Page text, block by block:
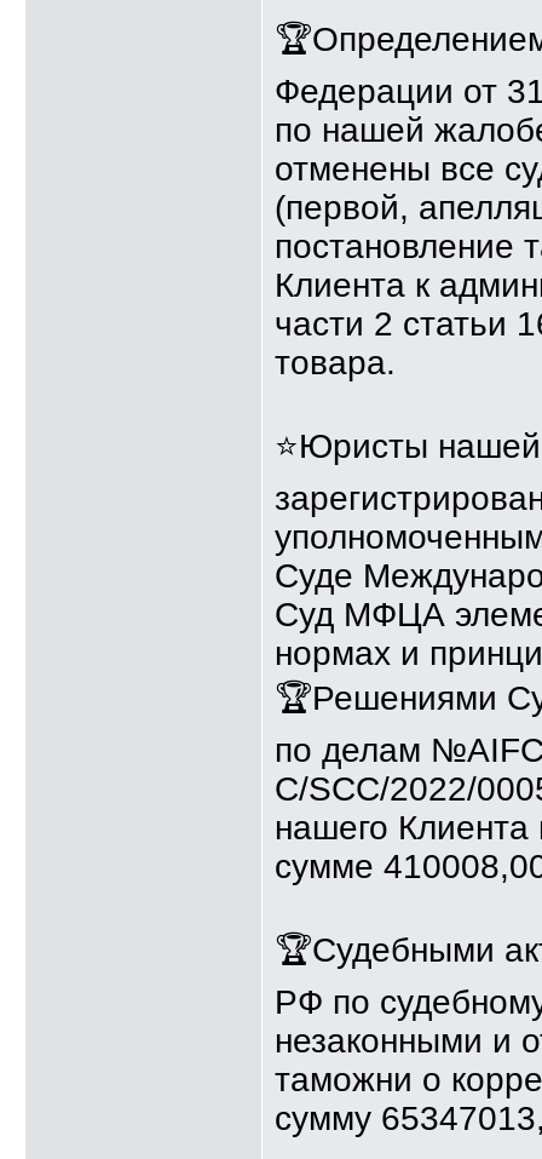
Федерации от
по нашей
отменены все
(первой,
постановление
Клиента к
части 2 статьи
товара.
⭐Юристы
Суде
Суд МФЦА
нормах и
🏆Решениями
по делам
C/SCC/2022/
нашего
сумме
🏆Судебными
РФ по
незаконными и
таможни о
сумму